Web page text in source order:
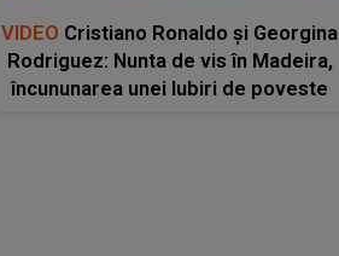
VIDEO Cristiano Ronaldo și Georgina
Rodriguez: Nunta de vis în Madeira,
încununarea unei Iubiri de poveste